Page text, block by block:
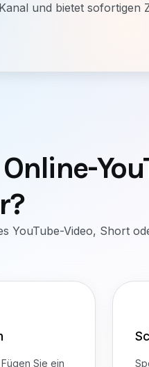
und bietet sofortigen
YouTube-Video, Short
Sie ein